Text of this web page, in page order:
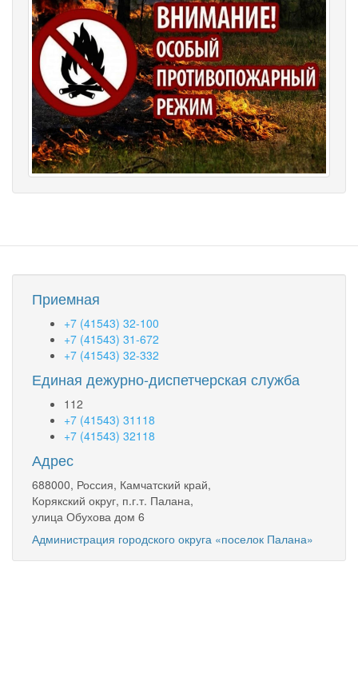
Приемная
+7 (41543) 32-100
+7 (41543) 31-672
+7 (41543) 32-332
Единая дежурно-диспетчерская служба
112
+7 (41543) 31118
+7 (41543) 32118
Адрес
688000, Россия, Камчатский край,
Корякский округ, п.г.т. Палана,
улица Обухова дом 6
Администрация городского округа «поселок Палана»